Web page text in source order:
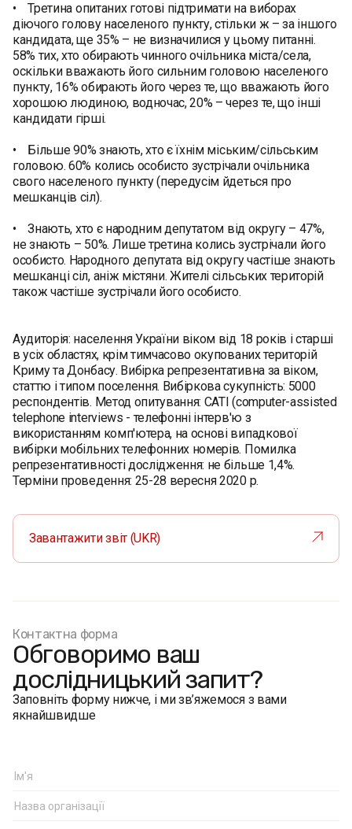
• Третина опитаних готові підтримати на виборах
діючого голову населеного пункту, стільки ж – за іншого
кандидата, ще 35% – не визначилися у цьому питанні.
58% тих, хто обирають чинного очільника міста/села,
оскільки вважають його сильним головою населеного
пункту, 16% обирають його через те, що вважають його
хорошою людиною, водночас, 20% – через те, що інші
кандидати гірші.
• Більше 90% знають, хто є їхнім міським/сільським
головою. 60% колись особисто зустрічали очільника
свого населеного пункту (передусім йдеться про
мешканців сіл).
• Знають, хто є народним депутатом від округу – 47%,
не знають – 50%. Лише третина колись зустрічали його
особисто. Народного депутата від округу частіше знають
мешканці сіл, аніж містяни. Жителі сільських територій
також частіше зустрічали його особисто.
Аудиторія: населення України віком від 18 років і старші
в усіх областях, крім тимчасово окупованих територій
Криму та Донбасу. Вибірка репрезентативна за віком,
статтю і типом поселення. Вибіркова сукупність: 5000
респондентів. Метод опитування: CATI (computer-assisted
telephone interviews - телефонні інтерв'ю з
використанням комп'ютера, на основі випадкової
вибірки мобільних телефонних номерів. Помилка
репрезентативності дослідження: не більше 1,4%.
Терміни проведення: 25-28 вересня 2020 р.
Завантажити звіт (UKR)
Контактна форма
Обговоримо ваш
дослідницький запит?
Заповніть форму нижче, і ми зв’яжемося з вами
якнайшвидше